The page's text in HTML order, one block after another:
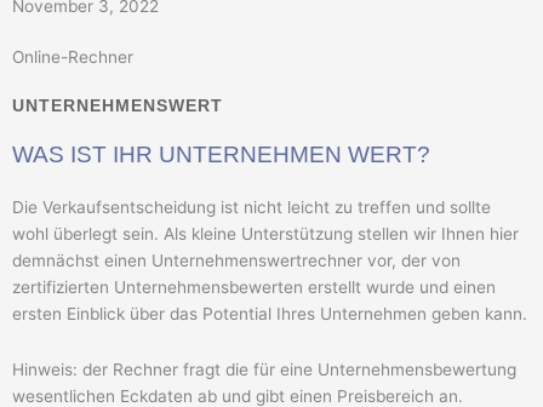
November 3, 2022
Online-Rechner
UNTERNEHMENSWERT
WAS IST IHR UNTERNEHMEN WERT?
Die Verkaufsentscheidung ist nicht leicht zu treffen und sollte
wohl überlegt sein. Als kleine Unterstützung stellen wir Ihnen hier
demnächst einen Unternehmenswertrechner vor, der von
zertifizierten Unternehmensbewerten erstellt wurde und einen
ersten Einblick über das Potential Ihres Unternehmen geben kann.
Hinweis: der Rechner fragt die für eine Unternehmensbewertung
wesentlichen Eckdaten ab und gibt einen Preisbereich an.